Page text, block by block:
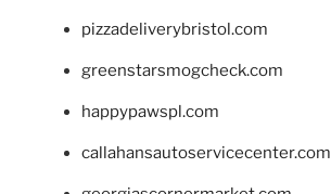
pizzadeliverybristol.com
greenstarsmogcheck.com
happypawspl.com
callahansautoservicecenter.com